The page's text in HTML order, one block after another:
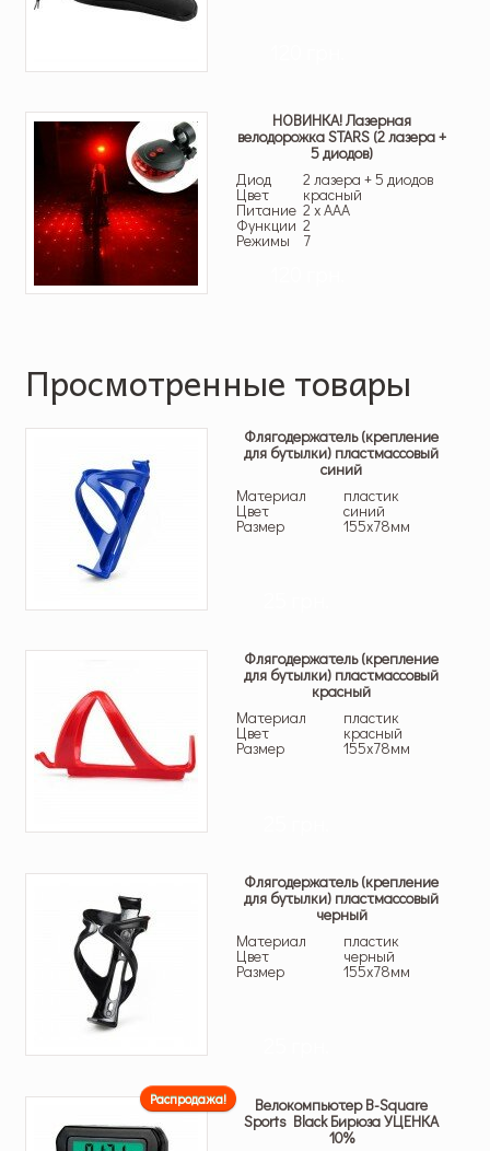
НОВИНКА! Лазерная
велодорожка STARS (2 лазера +
5 диодов)
Диод
2 лазера + 5 диодов
Цвет красный
Питание 2 x AAA
Функции 2
Режимы 7
Просмотренные товары
Флягодержатель (крепление
для бутылки) пластмассовый
синий
Материал
пластик
Цвет синий
Размер 155х78мм
Флягодержатель (крепление
для бутылки) пластмассовый
красный
Материал
пластик
Цвет красный
Размер 155х78мм
Флягодержатель (крепление
для бутылки) пластмассовый
черный
Материал
пластик
Цвет черный
Размер 155х78мм
Распродажа! Велокомпьютер B-Square
Sports Black Бирюза УЦЕНКА
10%